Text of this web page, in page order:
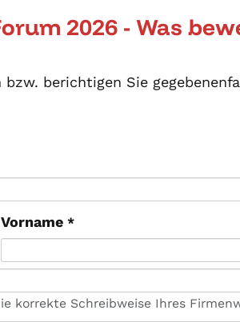
2026 - Was
berichtigen Sie
Vorname *
korrekte Schreibweise Ihres